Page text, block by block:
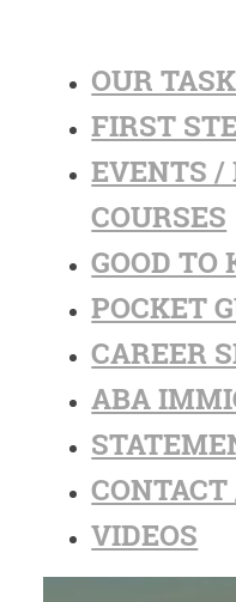
OUR
FIRST
EVENTS /
COURSES
GOOD TO
POCKET
CAREER
ABA
VIDEOS